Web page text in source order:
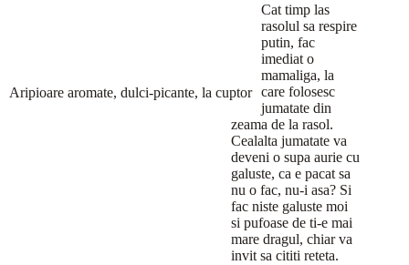
Aripioare aromate, dulci-picante, la cuptor
Cat timp las
rasolul sa respire
putin, fac
imediat o
mamaliga, la
care folosesc
jumatate din
zeama de la rasol.
Cealalta jumatate va
deveni o supa aurie cu
galuste, ca e pacat sa
nu o fac, nu-i asa? Si
fac niste galuste moi
si pufoase de ti-e mai
mare dragul, chiar va
invit sa cititi reteta.